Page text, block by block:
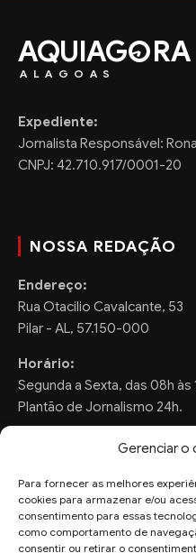
Gerenciar o
Para fornecer as melhores
cookies para armazenar e/ou
consentimento para essas
como comportamento de
consentir ou retirar o
AQUIAG RA
ALAGOAS
Expediente:
Jornalista Responsável:
CNPJ: 42.710.917/0001-20
NOSSA REDAÇÃO
Endereço:
Rua Otacilio Cavalcante, 53
Pilar - AL, 57.150-000
Horário:
Segunda a Sexta, das 08h às
Plantão de Jornalismo 24h.
FALE CONOSCO
Sugestões de Pauta: